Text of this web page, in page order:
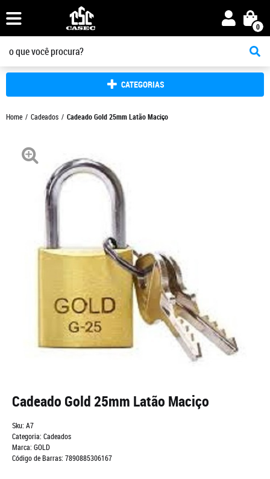
0
CATEGORIAS
Home Cadeados Cadeado Gold 25mm Latão Maciço
Cadeado Gold 25mm Latão Maciço
Sku: A7
Categoria: Cadeados
Marca: GOLD
Código de Barras: 7890885306167